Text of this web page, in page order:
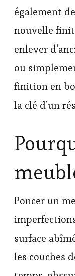
également
nouvelle
enlever
ou
finition en
la clé d’un
Poncer un
surface
les couches